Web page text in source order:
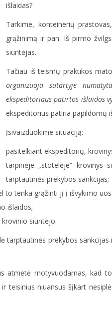
išlaidas?
Tarkime, konteinerių
grąžinimą ir pan. Iš pirmo
siuntėjas.
Tačiau iš teismų praktikos
organizuoja sutartyje
ekspeditoriaus patirtos išlaidos
ekspeditorius patiria papildomų
Įsivaizduokime situaciją:
pasitelkiant ekspeditorių,
tarpinėje „stotelėje“ krovinys
tarptautinės prekybos sankcijas;
to tenka grąžinti jį į išvykimo
išlaidos;
siuntėjo.
tarptautinės prekybos
atmetė motyvuodamas, kad
niuansus šįkart